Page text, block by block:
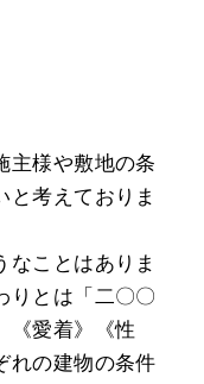
主様や敷地の条
と考えておりま
なことはありま
りとは「二〇〇
《愛着》《性
れの建物の条件